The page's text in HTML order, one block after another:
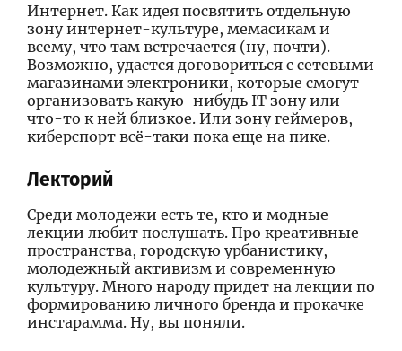
Интернет. Как идея посвятить отдельную
зону интернет-культуре, мемасикам и
всему, что там встречается (ну, почти).
Возможно, удастся договориться с сетевыми
магазинами электроники, которые смогут
организовать какую-нибудь IT зону или
что-то к ней близкое. Или зону геймеров,
киберспорт всё-таки пока еще на пике.
Лекторий
Среди молодежи есть те, кто и модные
лекции любит послушать. Про креативные
пространства, городскую урбанистику,
молодежный активизм и современную
культуру. Много народу придет на лекции по
формированию личного бренда и прокачке
инстарамма. Ну, вы поняли.